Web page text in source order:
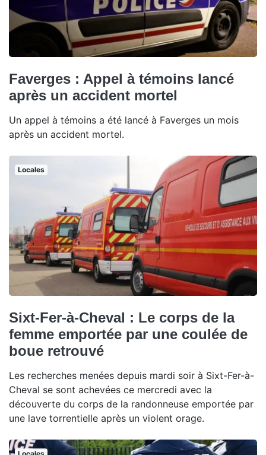
Faverges : Appel à témoins lancé
après un accident mortel
Un appel à témoins a été lancé à Faverges un mois
après un accident mortel.
Locales
Sixt-Fer-à-Cheval : Le corps de la
femme emportée par une coulée de
boue retrouvé
Les recherches menées depuis mardi soir à Sixt-Fer-à-
Cheval se sont achevées ce mercredi avec la
découverte du corps de la randonneuse emportée par
une lave torrentielle après un violent orage.